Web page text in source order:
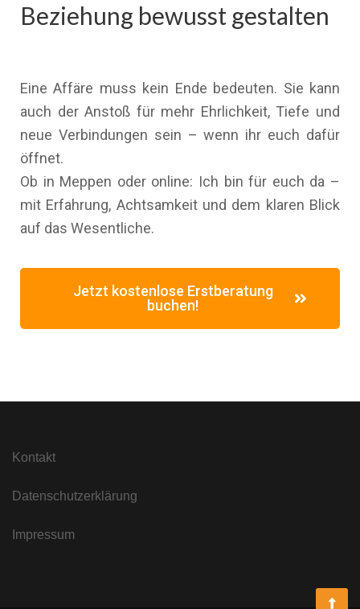
Beziehung bewusst gestalten
Eine Affäre muss kein Ende bedeuten. Sie kann
auch der Anstoß für mehr Ehrlichkeit, Tiefe und
neue Verbindungen sein – wenn ihr euch dafür
öffnet.
Ob in Meppen oder online: Ich bin für euch da –
mit Erfahrung, Achtsamkeit und dem klaren Blick
auf das Wesentliche.
Jetzt kostenlose Erstberatung
buchen!
Kontakt
Datenschutzerklärung
Impressum